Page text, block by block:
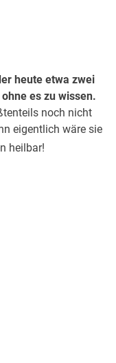
heute etwa zwei
es zu wissen.
noch nicht
eigentlich wäre sie
heilbar!